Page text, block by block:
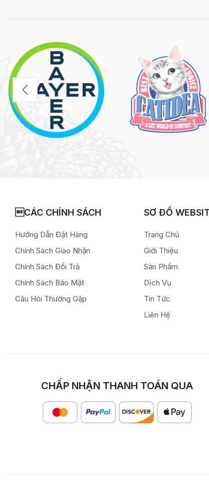
CÁC CHÍNH SÁCH
Hướng Dẫn Đặt Hàng
Chính Sách Giao Nhận
Chính Sách Đổi Trả
Chính Sách Bảo Mật
Câu Hỏi Thường Gặp
SƠ ĐỒ
Trang Chủ
Giới Thiệu
Sản Phẩm
Dịch Vụ
Tin Tức
Liên Hệ
CHẤP NHẬN THANH TOÁN QUA